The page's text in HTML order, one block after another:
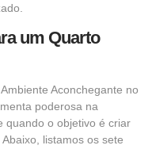
um Quarto
Aconchegante no
poderosa na
quando o objetivo é criar
listamos os sete